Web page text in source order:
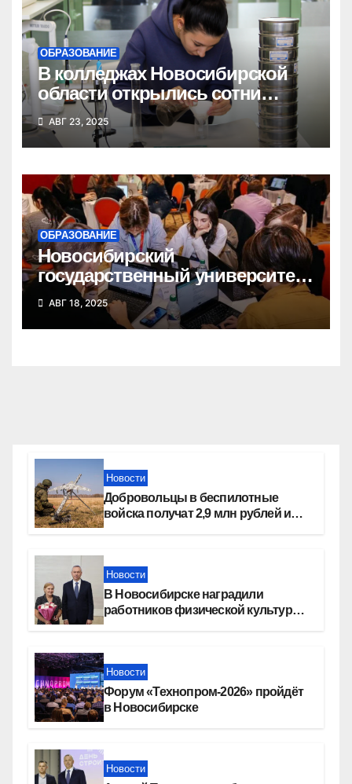
ОБРАЗОВАНИЕ
В колледжах Новосибирской
области открылись сотни
новых бюджетных мест
АВГ 23, 2025
ОБРАЗОВАНИЕ
Новосибирский
государственный университет
победил в федеральном
конкурсе стартап-студий
АВГ 18, 2025
Новости
Добровольцы в беспилотные
войска получат 2,9 млн рублей и
Новости
В Новосибирске наградили
работников физической культуры
Новости
Форум «Технопром-2026» пройдёт
в Новосибирске
Новости